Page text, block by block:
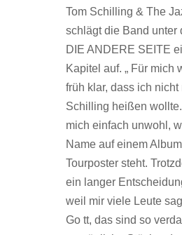
Tom Schilling & The
schlägt die Band unter
DIE ANDERE SEITE
Kapitel auf. „ Für mich
früh klar, dass ich nicht
Schilling heißen
mich einfach unwohl,
Name auf einem
Tourposter steht.
ein langer
weil mir viele Leute
Go tt, das sind so